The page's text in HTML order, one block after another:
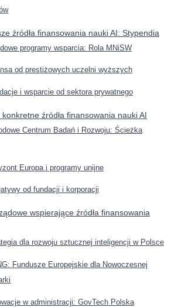
źródła finansowania nauki AI: Stypendia
programy wsparcia: Rola MNiSW
od prestiżowych uczelni wyższych
i wsparcie od sektora prywatnego
źródła finansowania nauki AI
Centrum Badań i Rozwoju: Ścieżka
Europa i programy unijne
od fundacji i korporacji
wspierające źródła finansowania
dla rozwoju sztucznej inteligencji w Polsce
Fundusze Europejskie dla Nowoczesnej
w administracji: GovTech Polska